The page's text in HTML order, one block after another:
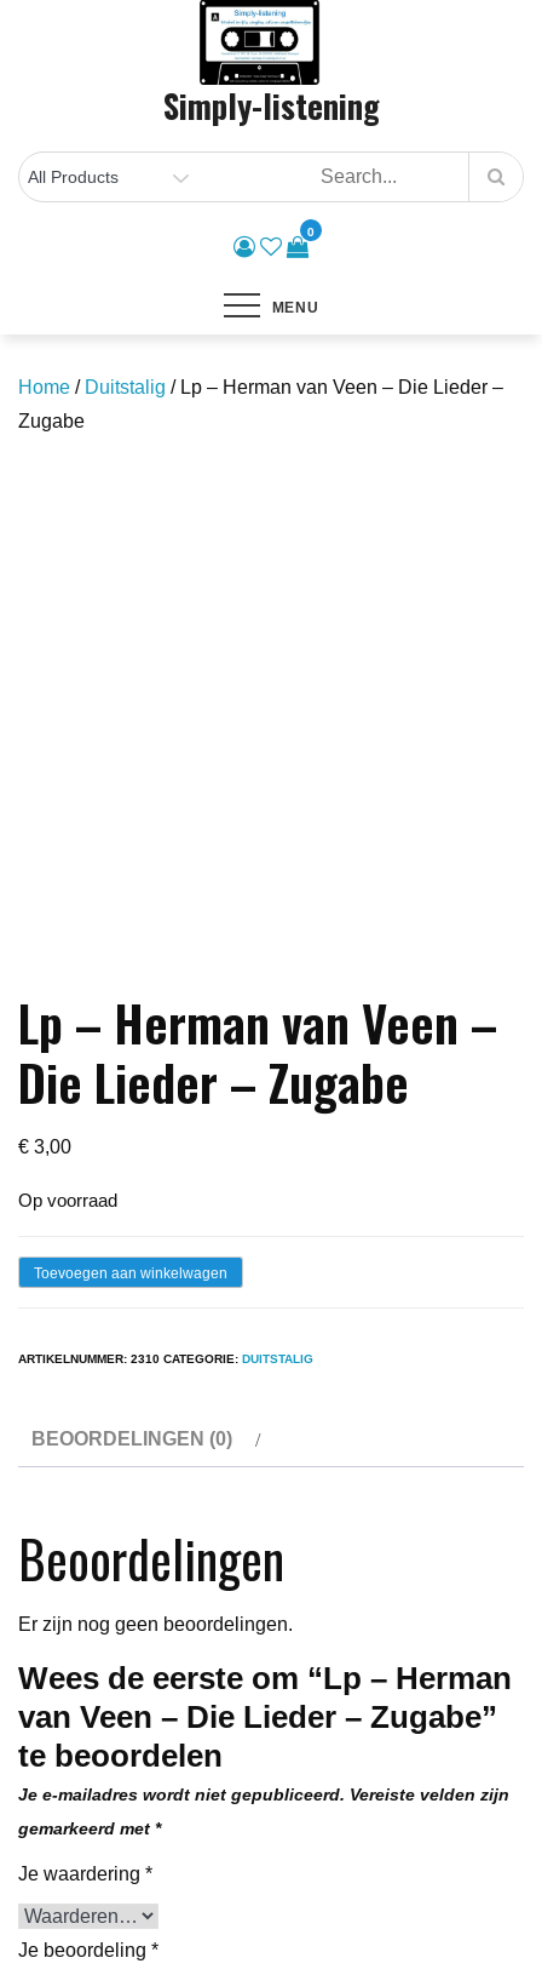
Simply-listening
0
MENU
Home / Duitstalig / Lp – Herman van Veen – Die Lieder –
Zugabe
Lp – Herman van Veen –
Die Lieder – Zugabe
€ 3,00
Op voorraad
Lp
-
Zugabe
Toevoegen aan winkelwagen
ARTIKELNUMMER: 2310 CATEGORIE: DUITSTALIG
BEOORDELINGEN (0)
Beoordelingen
Er zijn nog geen beoordelingen.
Wees de eerste om “Lp – Herman
van Veen – Die Lieder – Zugabe”
te beoordelen
Je e-mailadres wordt niet gepubliceerd. Vereiste velden zijn
gemarkeerd met *
Je waardering *
Je beoordeling *